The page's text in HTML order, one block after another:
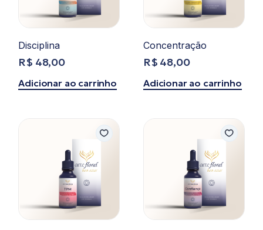
Disciplina
R$ 48,00
Adicionar ao carrinho
Concentração
R$ 48,00
Adicionar ao carrinho